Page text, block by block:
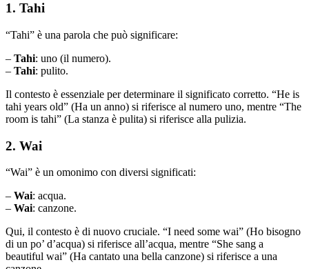
1. Tahi
“Tahi” è una parola che può significare:
– Tahi: uno (il numero).
– Tahi: pulito.
Il contesto è essenziale per determinare il significato corretto. “He is
tahi years old” (Ha un anno) si riferisce al numero uno, mentre “The
room is tahi” (La stanza è pulita) si riferisce alla pulizia.
2. Wai
“Wai” è un omonimo con diversi significati:
– Wai: acqua.
– Wai: canzone.
Qui, il contesto è di nuovo cruciale. “I need some wai” (Ho bisogno
di un po’ d’acqua) si riferisce all’acqua, mentre “She sang a
beautiful wai” (Ha cantato una bella canzone) si riferisce a una